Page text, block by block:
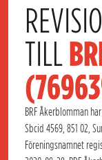
TILL
BRF Åkerblomman
Sbcid 4569, 851 02,
Föreningsnamnet